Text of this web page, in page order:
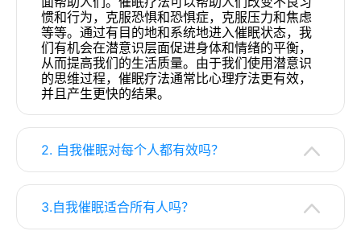
惯和行为，克服恐惧和恐惧症，克服压力和焦虑
等等。通过有目的地和系统地进入催眠状态，我
们有机会在潜意识层面促进身体和情绪的平衡，
从而提高我们的生活质量。由于我们使用潜意识
的思维过程，催眠疗法通常比心理疗法更有效，
并且产生更快的结果。
2. 自我催眠对每个人都有效吗？
3.自我催眠适合所有人吗？